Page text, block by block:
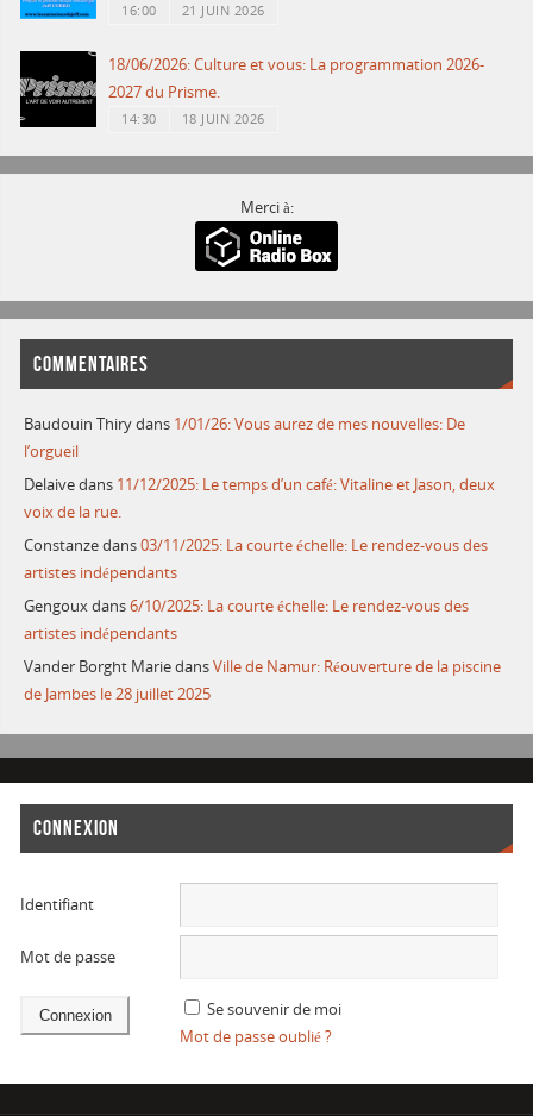
16:00 21 JUIN 2026
18/06/2026: Culture et vous: La programmation 2026-
2027 du Prisme.
14:30 18 JUIN 2026
Merci à:
COMMENTAIRES
Baudouin Thirydans 1/01/26: Vous aurez de mes nouvelles: De
l’orgueil
Delaivedans 11/12/2025: Le temps d’un café: Vitaline et Jason, deux
voix de la rue.
Constanzedans03/11/2025: La courte échelle: Le rendez-vous des
artistes indépendants
Gengouxdans6/10/2025: La courte échelle: Le rendez-vous des
artistes indépendants
Vander Borght MariedansVille de Namur: Réouverture de la piscine
de Jambes le 28 juillet 2025
CONNEXION
Identifiant
Mot de passe
Se souvenir de moi
Mot de passe oublié ?